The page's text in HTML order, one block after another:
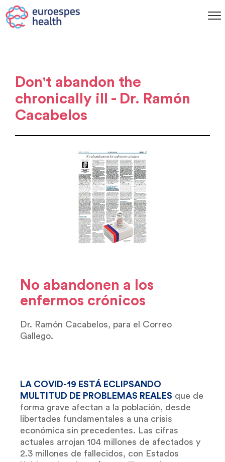
Don't abandon the
chronically ill - Dr. Ramón
Cacabelos
No abandonen a los
enfermos crónicos
Dr. Ramón Cacabelos, para el Correo
Gallego.
LA COVID-19 ESTÁ ECLIPSANDO
MULTITUD DE PROBLEMAS REALES que de
forma grave afectan a la población, desde
libertades fundamentales a una crisis
económica sin precedentes. Las cifras
actuales arrojan 104 millones de afectados y
2.3 millones de fallecidos, con Estados